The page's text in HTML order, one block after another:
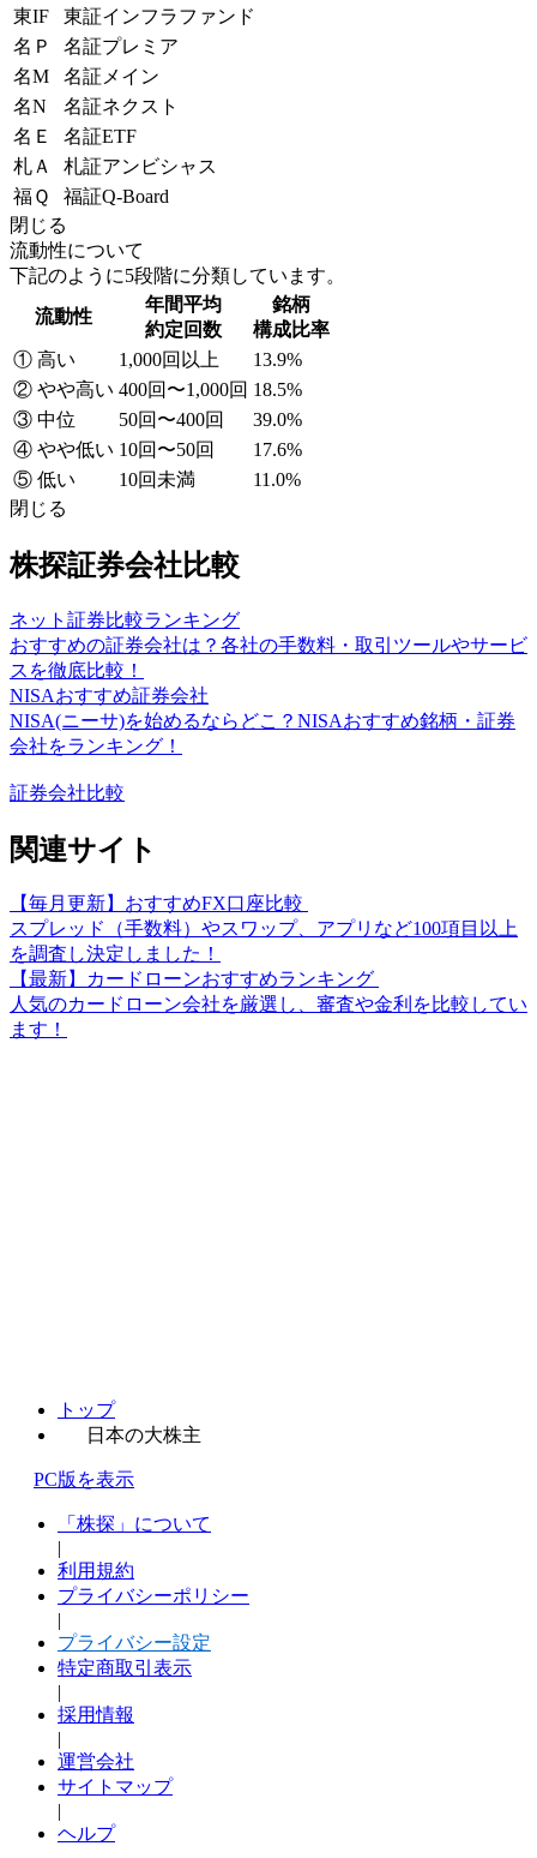
東IF
東証インフラファンド
名Ｐ
名証プレミア
名M
名証メイン
名N
名証ネクスト
名Ｅ
名証ETF
札Ａ
札証アンビシャス
福Ｑ
福証Q-Board
閉じる
流動性について
下記のように5段階に分類しています。
流動性
年間平均
約定回数
銘柄
構成比率
① 高い
1,000回以上
13.9%
② やや高い 400回〜1,000回 18.5%
③ 中位
50回〜400回
39.0%
④ やや低い 10回〜50回
17.6%
⑤ 低い
10回未満
11.0%
閉じる
株探証券会社比較
ネット証券比較ランキング
おすすめの証券会社は？各社の手数料・取引ツールやサービ
スを徹底比較！
NISAおすすめ証券会社
NISA(ニーサ)を始めるならどこ？NISAおすすめ銘柄・証券
会社をランキング！
証券会社比較
関連サイト
【毎月更新】おすすめFX口座比較
スプレッド（手数料）やスワップ、アプリなど100項目以上
を調査し決定しました！
【最新】カードローンおすすめランキング
人気のカードローン会社を厳選し、審査や金利を比較してい
ます！
トップ
日本の大株主
PC版を表示
「株探」について
|
利用規約
プライバシーポリシー
|
プライバシー設定
特定商取引表示
|
採用情報
|
運営会社
サイトマップ
|
ヘルプ